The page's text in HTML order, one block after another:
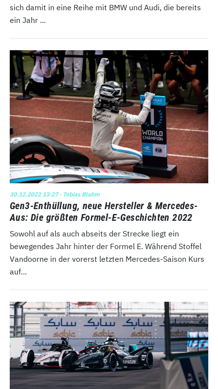
sich damit in eine Reihe mit BMW und Audi, die bereits
ein Jahr ...
30.12.2022 13:27· Tobias Bluhm
Gen3-Enthüllung, neue Hersteller & Mercedes-
Aus: Die größten Formel-E-Geschichten 2022
Sowohl auf als auch abseits der Strecke liegt ein
bewegendes Jahr hinter der Formel E. Während Stoffel
Vandoorne in der vorerst letzten Mercedes-Saison Kurs
auf...